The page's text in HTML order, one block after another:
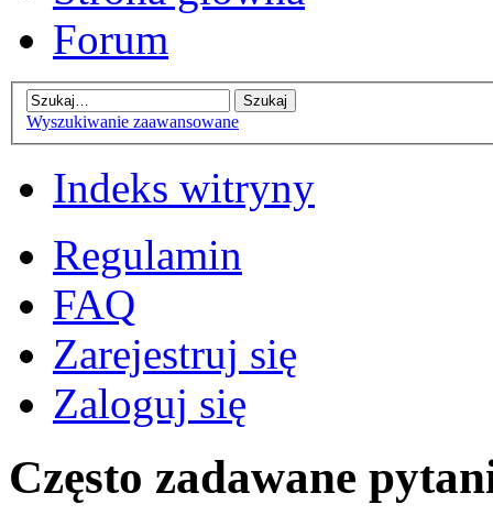
Forum
Wyszukiwanie zaawansowane
Indeks witryny
Regulamin
FAQ
Zarejestruj się
Zaloguj się
Często zadawane